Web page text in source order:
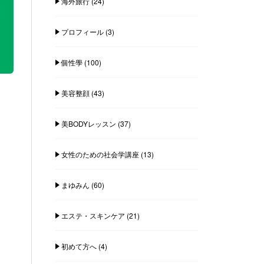
プロフィール(3)
個性學(100)
美容整顔(43)
美BODYレッスン (37)
女性のための社会学講座(13)
まゆみん (60)
エステ・スキンケア (21)
初めて方へ(4)